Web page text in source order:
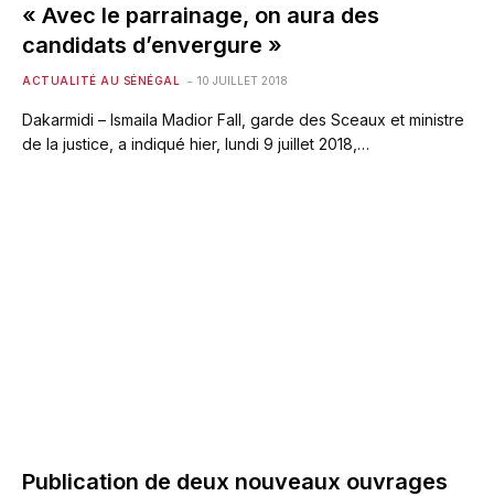
« Avec le parrainage, on aura des
candidats d’envergure »
ACTUALITÉ AU SÉNÉGAL 10 JUILLET 2018
Dakarmidi – Ismaila Madior Fall, garde des Sceaux et ministre
de la justice, a indiqué hier, lundi 9 juillet 2018,…
Publication de deux nouveaux ouvrages